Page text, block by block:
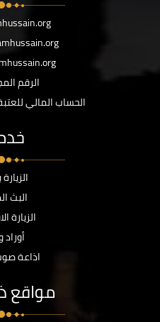
الرقم
الحساب المالي
الزيارة
البث
الزيارة
أوراد
اذاعة
مواقع